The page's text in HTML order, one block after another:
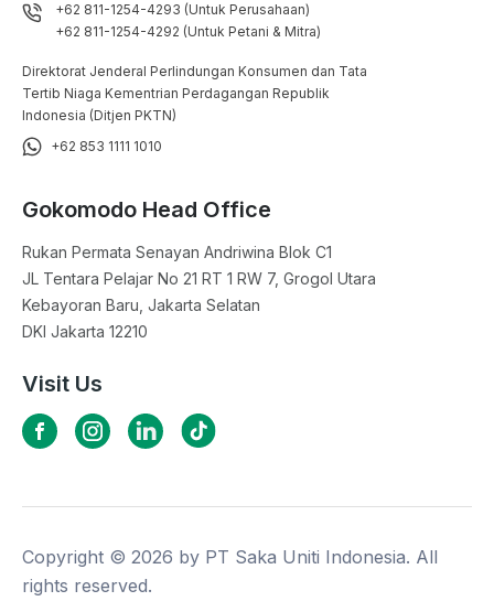
+62 811-1254-4293 (Untuk Perusahaan)
+62 811-1254-4292 (Untuk Petani & Mitra)
Direktorat Jenderal Perlindungan Konsumen dan Tata
Tertib Niaga Kementrian Perdagangan Republik
Indonesia (Ditjen PKTN)
+62 853 1111 1010
Gokomodo Head Office
Rukan Permata Senayan Andriwina Blok C1
JL Tentara Pelajar No 21 RT 1 RW 7, Grogol Utara
Kebayoran Baru, Jakarta Selatan
DKI Jakarta 12210
Visit Us
Copyright © 2026 by PT Saka Uniti Indonesia. All
rights reserved.